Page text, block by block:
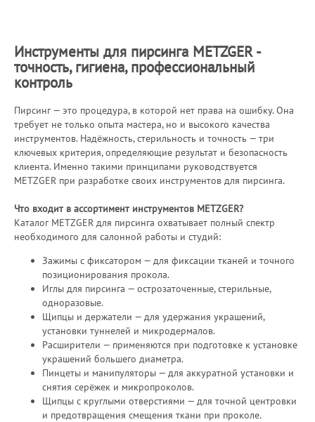
Инструменты для пирсинга METZGER -
точность, гигиена, профессиональный
контроль
Пирсинг — это процедура, в которой нет права на ошибку. Она
требует не только опыта мастера, но и высокого качества
инструментов. Надёжность, стерильность и точность — три
ключевых критерия, определяющие результат и безопасность
клиента. Именно такими принципами руководствуется
METZGER при разработке своих инструментов для пирсинга.
Что входит в ассортимент инструментов METZGER?
Каталог METZGER для пирсинга охватывает полный спектр
необходимого для салонной работы и студий:
Зажимы с фиксатором — для фиксации тканей и точного
позиционирования прокола.
Иглы для пирсинга — острозаточенные, стерильные,
одноразовые.
Щипцы и держатели — для удержания украшений,
установки туннелей и микродермалов.
Расширители — применяются при подготовке к установке
украшений большего диаметра.
Пинцеты и манипуляторы — для аккуратной установки и
снятия серёжек и микропроколов.
Щипцы с круглыми отверстиями — для точной центровки
и предотвращения смещения ткани при проколе.